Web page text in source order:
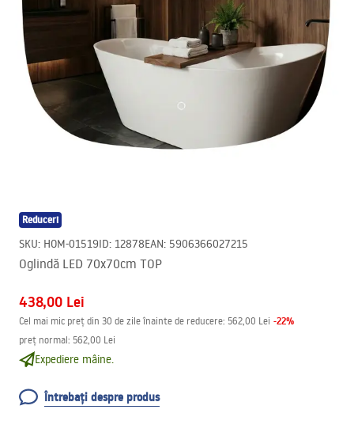
Reduceri
SKU: HOM-01519ID: 12878EAN: 5906366027215
Oglindă LED 70x70cm TOP
438,00 Lei
Cel mai mic preț din 30 de zile înainte de reducere: 562,00 Lei -22%
preț normal: 562,00 Lei
Expediere mâine.
Întrebați despre produs